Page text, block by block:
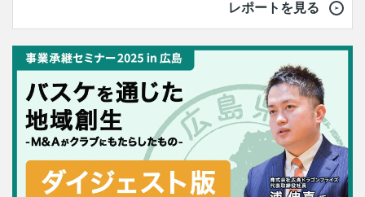
レポートを見る